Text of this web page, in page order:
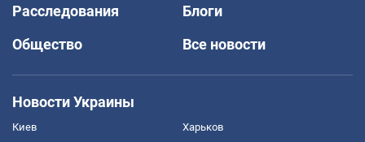
Расследования
Блоги
Общество
Все новости
Новости Украины
Киев Харьков